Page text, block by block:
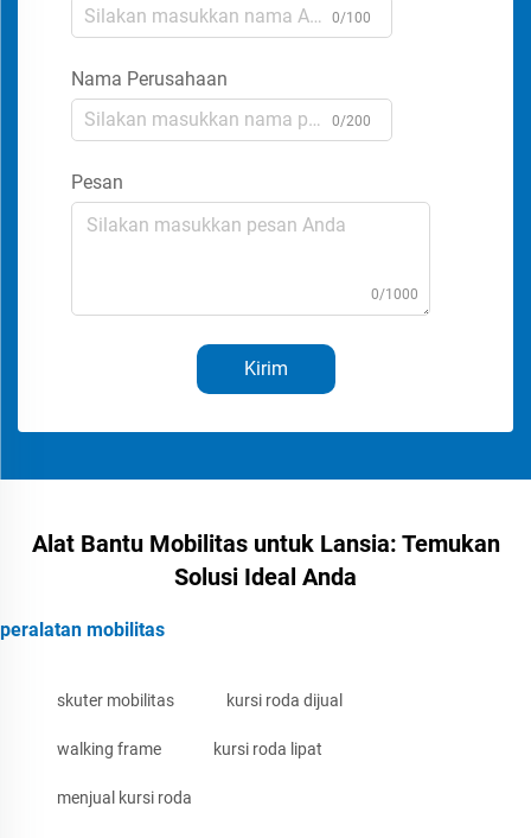
0/100
Nama Perusahaan
0/200
Pesan
0/1000
Kirim
Alat Bantu Mobilitas untuk Lansia: Temukan
Solusi Ideal Anda
peralatan mobilitas
skuter mobilitas kursi roda dijual
walking frame kursi roda lipat
menjual kursi roda